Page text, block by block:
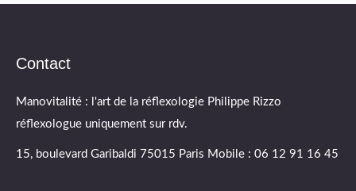
Contact
Manovitalité : l'art de la réflexologie Philippe Rizzo
réflexologue uniquement sur rdv.
15, boulevard Garibaldi 75015 Paris Mobile : 06 12 91 16 45